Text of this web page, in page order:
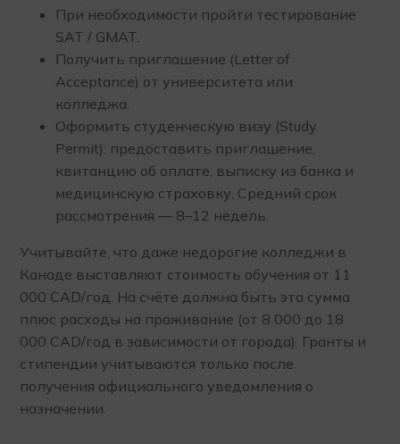
При необходимости пройти тестирование
SAT / GMAT.
Получить приглашение (Letter of
Acceptance) от университета или
колледжа.
Оформить студенческую визу (Study
Permit): предоставить приглашение,
квитанцию об оплате, выписку из банка и
медицинскую страховку. Средний срок
рассмотрения — 8–12 недель.
Учитывайте, что даже недорогие колледжи в
Канаде выставляют стоимость обучения от 11
000 CAD/год. На счёте должна быть эта сумма
плюс расходы на проживание (от 8 000 до 18
000 CAD/год в зависимости от города). Гранты и
стипендии учитываются только после
получения официального уведомления о
назначении.